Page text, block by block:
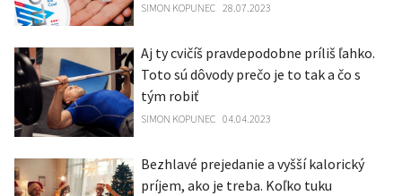
SIMON KOPUNEC 28.07.2023
Aj ty cvičíš pravdepodobne príliš ľahko.
Toto sú dôvody prečo je to tak a čo s
tým robiť
SIMON KOPUNEC 04.04.2023
Bezhlavé prejedanie a vyšší kalorický
príjem, ako je treba. Koľko tuku